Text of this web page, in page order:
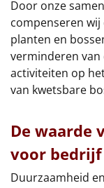
Door onze
compenseren
planten en
verminderen van
activiteiten op
van kwetsbare
De waarde
voor
Duurzaamheid